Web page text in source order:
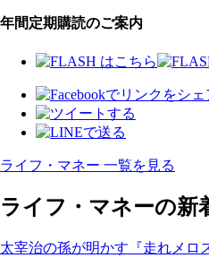
年間定期購読のご案内
ライフ・マネー 一覧を見る
ライフ・マネーの新
太宰治の孫が明かす『走れメロ